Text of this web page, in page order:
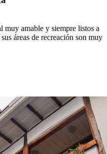
muy amable y siempre listos a
áreas de recreación son muy